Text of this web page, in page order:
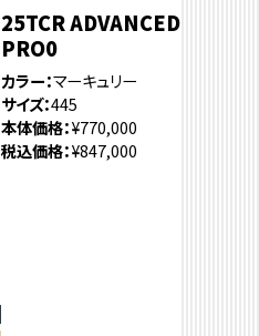
25TCR ADVANCED
PRO0
カラー マーキュリー
サイズ 445
本体価格 ¥770,000
税込価格 ¥847,000